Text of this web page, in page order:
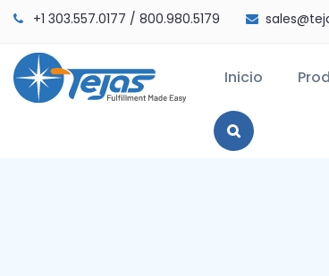
+1 303.557.0177 / 800.980.5179
Inicio